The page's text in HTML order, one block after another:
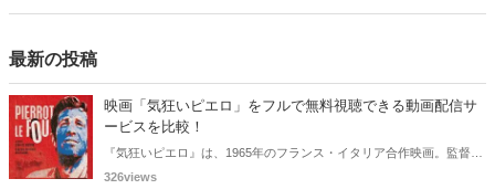
最新の投稿
映画「気狂いピエロ」をフルで無料視聴できる動画配信サ
ービスを比較！
『気狂いピエロ』は、1965年のフランス・イタリア合作映画。監督は
ジャン＝リュック・ゴダール。アンナ・カリーナ、ジャン＝ポール・
326views